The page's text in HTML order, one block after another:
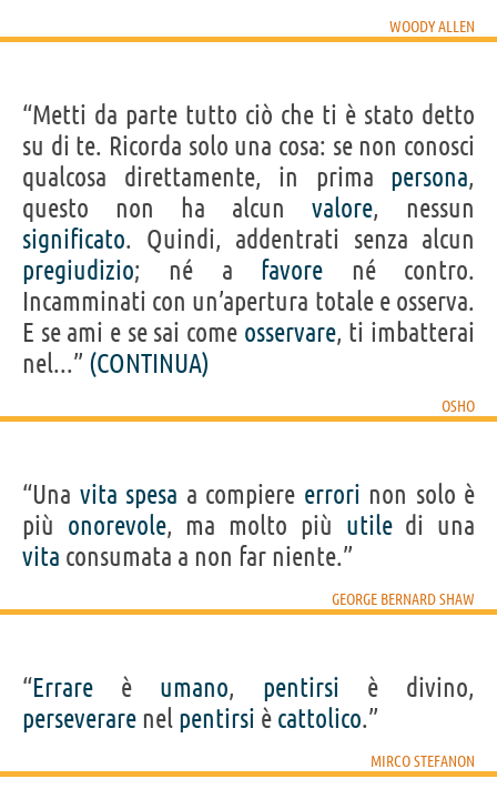
WOODY ALLEN
“Metti da parte tutto ciò che ti è stato detto
su di te. Ricorda solo una cosa: se non conosci
qualcosa direttamente, in prima persona,
questo non ha alcun valore, nessun
significato. Quindi, addentrati senza alcun
pregiudizio; né a favore né contro.
Incamminati con un’apertura totale e osserva.
E se ami e se sai come osservare, ti imbatterai
nel...” (CONTINUA)
OSHO
“Una vita spesa a compiere errori non solo è
più onorevole, ma molto più utiledi una
vita consumata a non far niente.”
GEORGE BERNARD SHAW
“Errare è umano, pentirsi è divino,
perseverare nel pentirsi è cattolico.”
MIRCO STEFANON